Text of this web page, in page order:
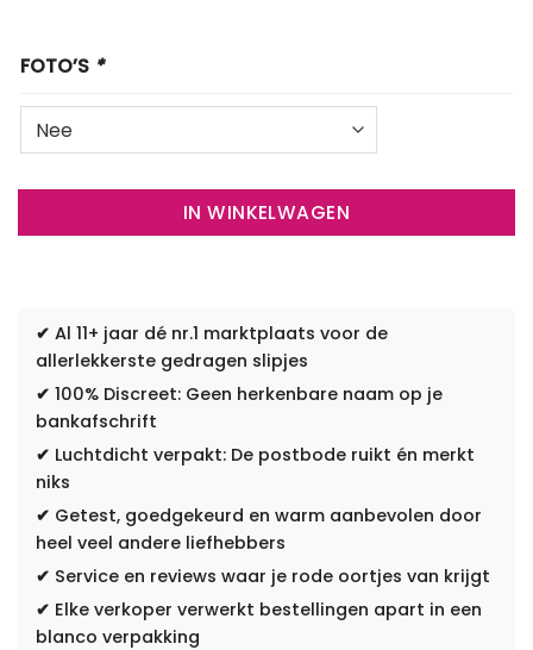
FOTO’S *
IN WINKELWAGEN
✔ Al 11+ jaar dé nr.1 marktplaats voor de
allerlekkerste gedragen slipjes
✔ 100% Discreet: Geen herkenbare naam op je
bankafschrift
✔ Luchtdicht verpakt: De postbode ruikt én merkt
niks
✔ Getest, goedgekeurd en warm aanbevolen door
heel veel andere liefhebbers
✔ Service en reviews waar je rode oortjes van krijgt
✔ Elke verkoper verwerkt bestellingen apart in een
blanco verpakking